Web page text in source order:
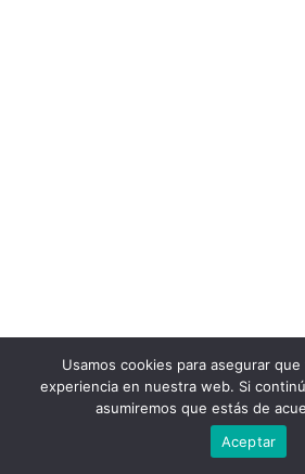
Usamos cookies para asegurar
experiencia en nuestra web. Si
asumiremos que estás de
Aceptar